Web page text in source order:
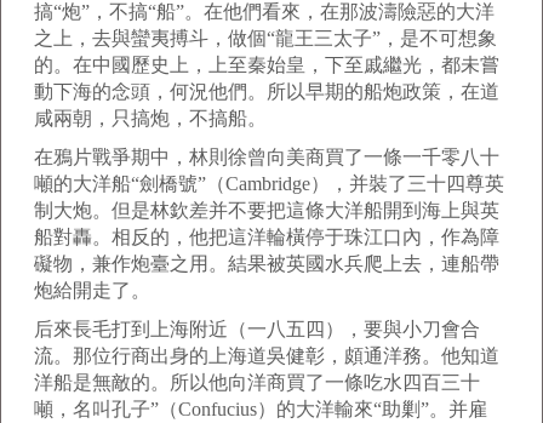
搞“炮”，不搞“船”。在他們看來，在那波濤險惡的大洋
之上，去與蠻夷搏斗，做個“龍王三太子”，是不可想象
的。在中國歷史上，上至秦始皇，下至戚繼光，都未嘗
動下海的念頭，何況他們。所以早期的船炮政策，在道
咸兩朝，只搞炮，不搞船。
在鴉片戰爭期中，林則徐曾向美商買了一條一千零八十
噸的大洋船“劍橋號”（Cambridge），并裝了三十四尊英
制大炮。但是林欽差并不要把這條大洋船開到海上與英
船對轟。相反的，他把這洋輪橫停于珠江口內，作為障
礙物，兼作炮臺之用。結果被英國水兵爬上去，連船帶
炮給開走了。
后來長毛打到上海附近（一八五四），要與小刀會合
流。那位行商出身的上海道吳健彰，頗通洋務。他知道
洋船是無敵的。所以他向洋商買了一條吃水四百三十
噸，名叫孔子”（Confucius）的大洋輸來“助剿”。并雇